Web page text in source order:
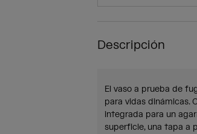
Descripción
El vaso a prueba de
para vidas dinámicas.
integrada para un
superficie, una tapa a